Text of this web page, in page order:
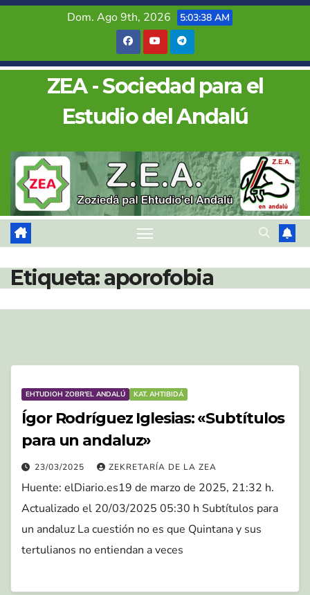
Saltar
Dom. Ago 9th, 2026 5:03:38 AM
ZEA - Sociedad para el
Estudio del Andalú
Etiqueta:aporofobia
EHTUDIOH ZOBR'EL ANDALÚ KAT. AHTIBIDÁ
Ígor Rodríguez Iglesias: «Subtítulos
para un andaluz»
23/03/2025 ZEKRETARÍA DE LA ZEA
Huente: elDiario.es19 de marzo de 2025, 21:32 h.
Actualizado el 20/03/2025 05:30 h Subtítulos para
un andaluz La cuestión no es que Quintana y sus
tertulianos no entiendan a veces